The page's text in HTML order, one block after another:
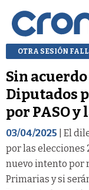
OTRA SESIÓN
Sin
Diputados
por PASO
03/04/2025 | El
por las elecciones
nuevo intento por
Primarias y si